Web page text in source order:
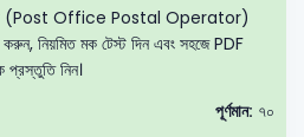
(Post Office Postal Operator)
করুন, নিয়মিত মক টেস্ট দিন এবং সহজে PDF
প্রস্তুতি নিন।
পূর্ণমান: ৭০